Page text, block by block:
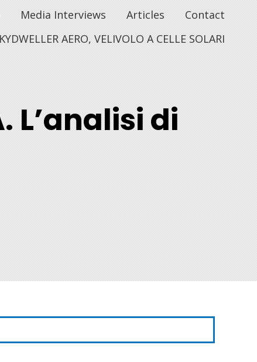
Media Interviews Articles
Contact
AERO, VELIVOLO A CELLE SOLARI
L’analisi di